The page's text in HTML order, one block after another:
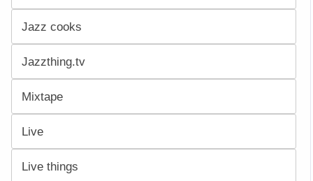
Jazz cooks
Jazzthing.tv
Mixtape
Live
Live things